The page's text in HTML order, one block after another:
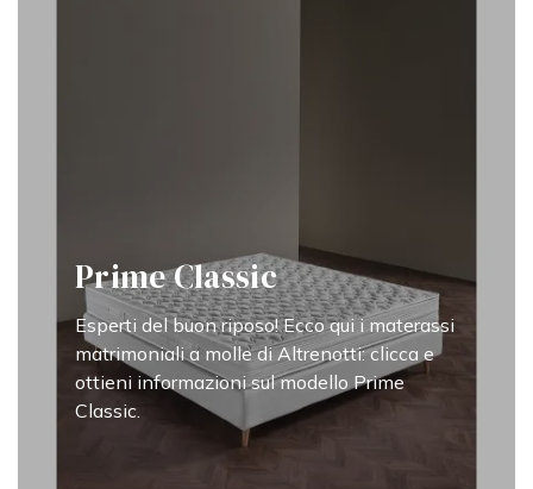
Prime Classic
Esperti del buon riposo! Ecco qui i materassi
matrimoniali a molle di Altrenotti: clicca e
ottieni informazioni sul modello Prime
Classic.